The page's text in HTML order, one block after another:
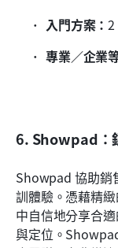
入門方案：2
專業／企業
6. Showpad：
Showpad 協助銷
訓體驗。憑藉精
中自信地分享合
與定位。